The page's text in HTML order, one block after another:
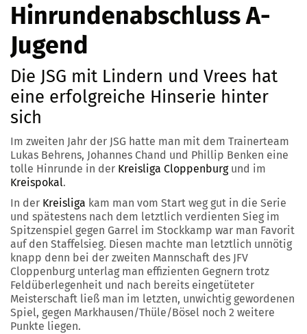
Hinrundenabschluss A-
Jugend
Die JSG mit Lindern und Vrees hat
eine erfolgreiche Hinserie hinter
sich
Im zweiten Jahr der JSG hatte man mit dem Trainerteam
Lukas Behrens, Johannes Chand und Phillip Benken eine
tolle Hinrunde in der Kreisliga Cloppenburgund im
Kreispokal.
In der Kreisliga kam man vom Start weg gut in die Serie
und spätestens nach dem letztlich verdienten Sieg im
Spitzenspiel gegen Garrel im Stockkamp war man Favorit
auf den Staffelsieg. Diesen machte man letztlich unnötig
knapp denn bei der zweiten Mannschaft des JFV
Cloppenburg unterlag man effizienten Gegnern trotz
Feldüberlegenheit und nach bereits eingetüteter
Meisterschaft ließ man im letzten, unwichtig gewordenen
Spiel, gegen Markhausen/Thüle/Bösel noch 2 weitere
Punkte liegen.